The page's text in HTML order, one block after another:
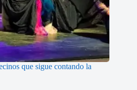
que sigue contando la